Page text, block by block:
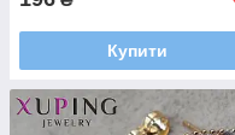
Купити